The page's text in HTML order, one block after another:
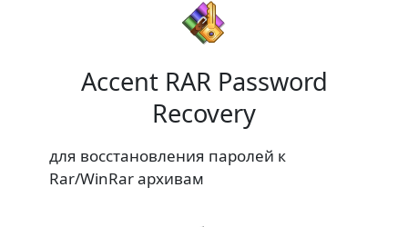
Accent RAR Password
Recovery
для восстановления паролей к
Rar/WinRar архивам